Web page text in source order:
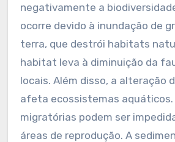
negativamente a
ocorre devido à inundação de
terra, que destrói habitats
habitat leva à diminuição da
locais. Além disso, a alteração
afeta ecossistemas aquáticos.
migratórias podem ser
áreas de reprodução. A